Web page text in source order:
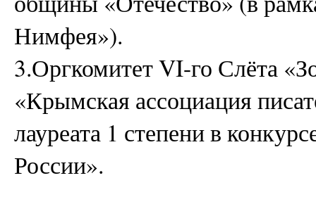
Нимфея»).
3.Оргкомитет VI-го Слёта
«Крымская ассоциация
лауреата 1 степени в
России».